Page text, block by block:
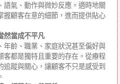
氣、動作與微妙反應。適時地關
握顧客在意的細節，進而提供貼心
然當成不平凡
年齡、職業、家庭狀況甚至偏好與
客都是獨特且重要的存在。從療程
蹤與關心，讓顧客不只是感受到